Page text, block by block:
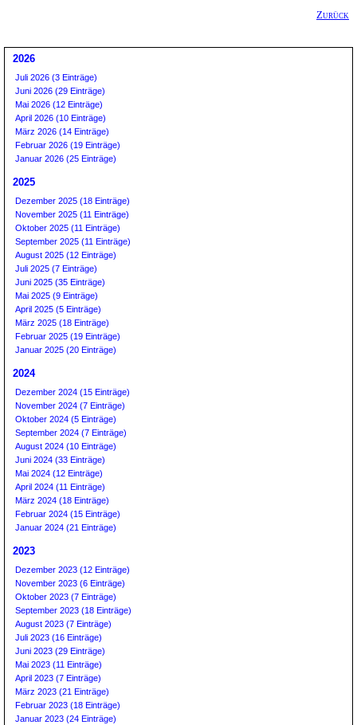
Zurück
2026
Juli 2026 (3 Einträge)
Juni 2026 (29 Einträge)
Mai 2026 (12 Einträge)
April 2026 (10 Einträge)
März 2026 (14 Einträge)
Februar 2026 (19 Einträge)
Januar 2026 (25 Einträge)
2025
Dezember 2025 (18 Einträge)
November 2025 (11 Einträge)
Oktober 2025 (11 Einträge)
September 2025 (11 Einträge)
August 2025 (12 Einträge)
Juli 2025 (7 Einträge)
Juni 2025 (35 Einträge)
Mai 2025 (9 Einträge)
April 2025 (5 Einträge)
März 2025 (18 Einträge)
Februar 2025 (19 Einträge)
Januar 2025 (20 Einträge)
2024
Dezember 2024 (15 Einträge)
November 2024 (7 Einträge)
Oktober 2024 (5 Einträge)
September 2024 (7 Einträge)
August 2024 (10 Einträge)
Juni 2024 (33 Einträge)
Mai 2024 (12 Einträge)
April 2024 (11 Einträge)
März 2024 (18 Einträge)
Februar 2024 (15 Einträge)
Januar 2024 (21 Einträge)
2023
Dezember 2023 (12 Einträge)
November 2023 (6 Einträge)
Oktober 2023 (7 Einträge)
September 2023 (18 Einträge)
August 2023 (7 Einträge)
Juli 2023 (16 Einträge)
Juni 2023 (29 Einträge)
Mai 2023 (11 Einträge)
April 2023 (7 Einträge)
März 2023 (21 Einträge)
Februar 2023 (18 Einträge)
Januar 2023 (24 Einträge)